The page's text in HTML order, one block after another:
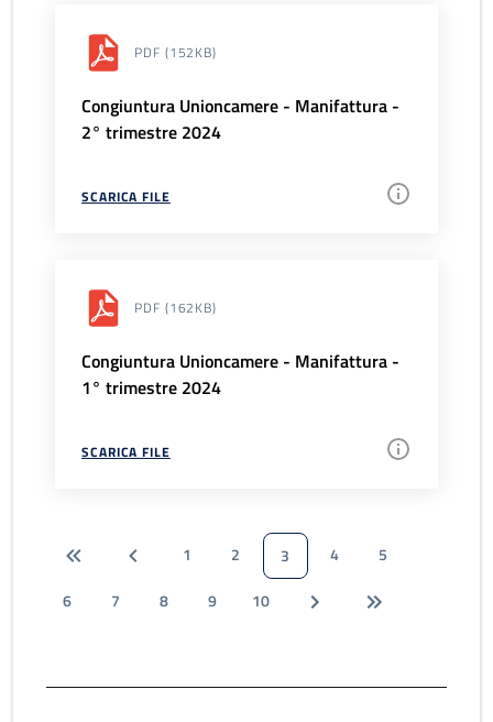
PDF (152KB)
Congiuntura Unioncamere - Manifattura -
2° trimestre 2024
SCARICA FILE
PDF (162KB)
Congiuntura Unioncamere - Manifattura -
1° trimestre 2024
SCARICA FILE
1 2 3 4
5
6
7 8 9 10